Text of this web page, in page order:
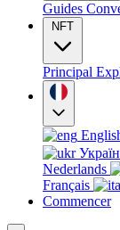
Guides
NFT
Principal
Nederlands
Français
Commencer